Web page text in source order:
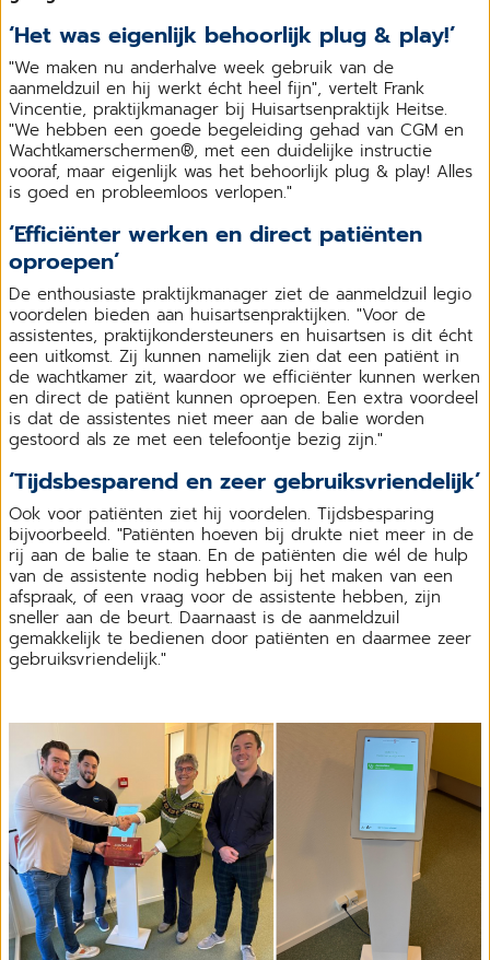
‘Het was eigenlijk behoorlijk plug & play!’
"We maken nu anderhalve week gebruik van de
aanmeldzuil en hij werkt écht heel fijn", vertelt Frank
Vincentie, praktijkmanager bij Huisartsenpraktijk Heitse.
"We hebben een goede begeleiding gehad van CGM en
Wachtkamerschermen®, met een duidelijke instructie
vooraf, maar eigenlijk was het behoorlijk plug & play! Alles
is goed en probleemloos verlopen."
‘Efficiënter werken en direct patiënten
oproepen’
De enthousiaste praktijkmanager ziet de aanmeldzuil legio
voordelen bieden aan huisartsenpraktijken. "Voor de
assistentes, praktijkondersteuners en huisartsen is dit écht
een uitkomst. Zij kunnen namelijk zien dat een patiënt in
de wachtkamer zit, waardoor we efficiënter kunnen werken
en direct de patiënt kunnen oproepen. Een extra voordeel
is dat de assistentes niet meer aan de balie worden
gestoord als ze met een telefoontje bezig zijn."
‘Tijdsbesparend en zeer gebruiksvriendelijk’
Ook voor patiënten ziet hij voordelen. Tijdsbesparing
bijvoorbeeld. "Patiënten hoeven bij drukte niet meer in de
rij aan de balie te staan. En de patiënten die wél de hulp
van de assistente nodig hebben bij het maken van een
afspraak, of een vraag voor de assistente hebben, zijn
sneller aan de beurt. Daarnaast is de aanmeldzuil
gemakkelijk te bedienen door patiënten en daarmee zeer
gebruiksvriendelijk."